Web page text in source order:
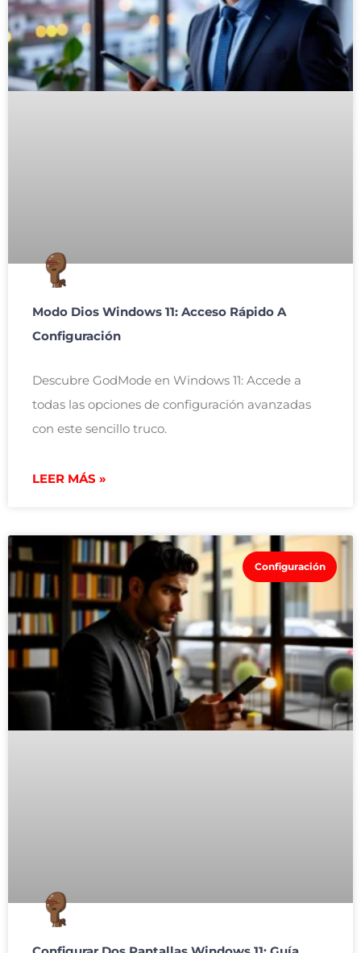
Modo Dios Windows 11: Acceso Rápido A
Configuración
Descubre GodMode en Windows 11: Accede a
todas las opciones de configuración avanzadas
con este sencillo truco.
LEER MÁS »
Configuración